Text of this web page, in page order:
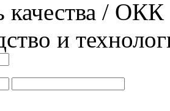
качества / ОКК
и